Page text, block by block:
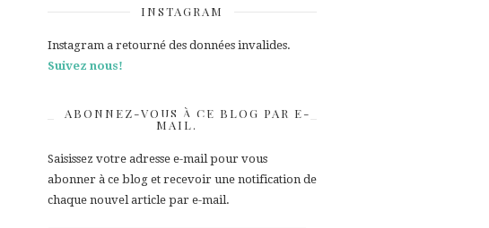
INSTAGRAM
Instagram a retourné des données invalides.
Suivez nous!
ABONNEZ-VOUS À CE BLOG PAR E-
MAIL.
Saisissez votre adresse e-mail pour vous
abonner à ce blog et recevoir une notification de
chaque nouvel article par e-mail.